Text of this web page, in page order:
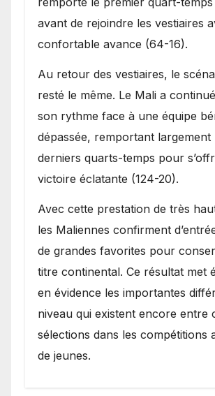
avant de rejoindre les vestiaires
confortable avance (64-16).
Au retour des vestiaires, le
resté le même. Le Mali a
son rythme face à une équipe
dépassée, remportant largement
derniers quarts-temps pour
victoire éclatante (124-20).
Avec cette prestation de très
les Maliennes confirment
de grandes favorites pour
titre continental. Ce résultat met
en évidence les importantes
niveau qui existent encore entre
sélections dans les compétitions
de jeunes.